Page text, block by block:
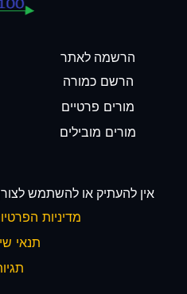
הרשמה לאתר
הרשם כמורה
מורים פרטיים
מורים מובילים
אין להעתיק או להשתמש
מדיניות
תנאי